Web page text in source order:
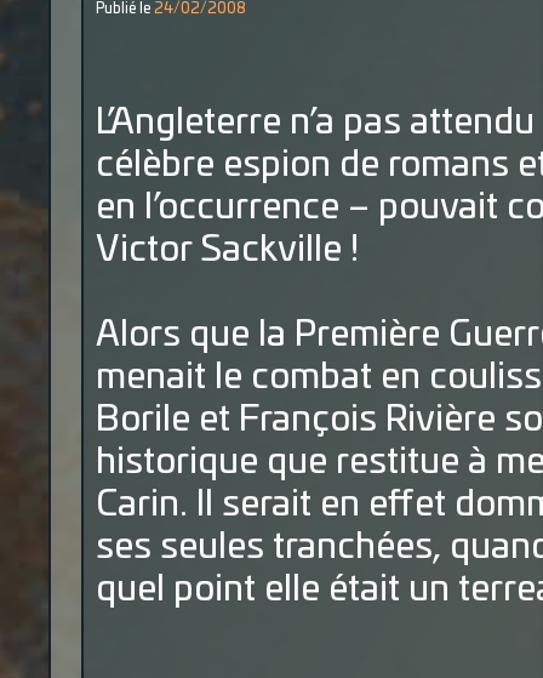
Publié le 24/02/2008
L’Angleterre n’a pas
célèbre espion de romans
en l’occurrence – pouvait
Victor Sackville !
Alors que la Première
menait le combat en
Borile et François Rivière
historique que restitue à
Carin. Il serait en effet
ses seules tranchées,
quel point elle était un